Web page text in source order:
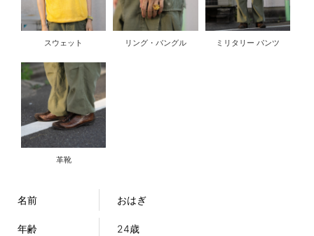
スウェット リング・バングル ミリタリー パンツ
革靴
名前 おはぎ
年齢 24歳